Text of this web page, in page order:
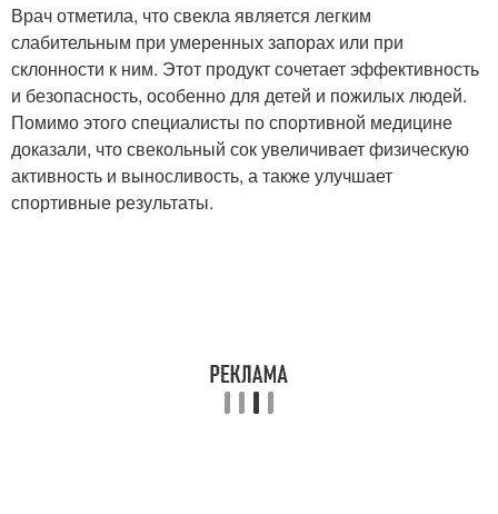
Врач отметила, что свекла является легким
слабительным при умеренных запорах или при
склонности к ним. Этот продукт сочетает эффективность
и безопасность, особенно для детей и пожилых людей.
Помимо этого специалисты по спортивной медицине
доказали, что свекольный сок увеличивает физическую
активность и выносливость, а также улучшает
спортивные результаты.